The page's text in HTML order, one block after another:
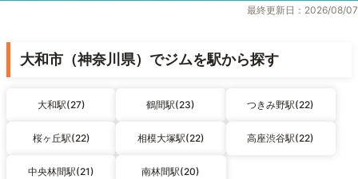
最終更新日：2026/08/07
大和市（神奈川県）でジムを駅から探す
大和駅(27) 鶴間駅(23) つきみ野駅(22)
桜ヶ丘駅(22) 相模大塚駅(22) 高座渋谷駅(22)
中央林間駅(21) 南林間駅(20)